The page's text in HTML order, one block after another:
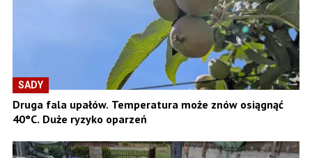
SADY
Druga fala upałów. Temperatura może znów osiągnąć
40°C. Duże ryzyko oparzeń